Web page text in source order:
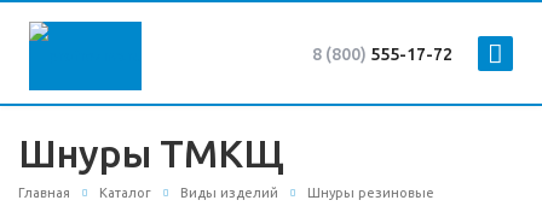
8 (800) 555-17-72
Шнуры ТМКЩ
Главная Каталог Виды изделий Шнуры резиновые